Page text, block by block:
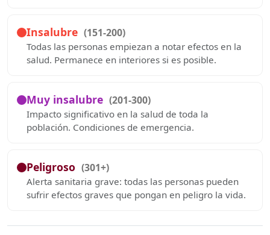
Insalubre (151-200)
Todas las personas empiezan a notar efectos en la
salud. Permanece en interiores si es posible.
Muy insalubre (201-300)
Impacto significativo en la salud de toda la
población. Condiciones de emergencia.
Peligroso (301+)
Alerta sanitaria grave: todas las personas pueden
sufrir efectos graves que pongan en peligro la vida.